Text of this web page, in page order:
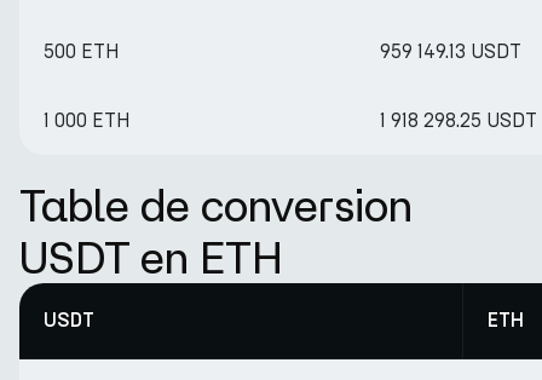
500 ETH 959 149.13 USDT
1 000 ETH 1 918 298.25 USDT
Table de conversion
USDT en ETH
USDT ETH